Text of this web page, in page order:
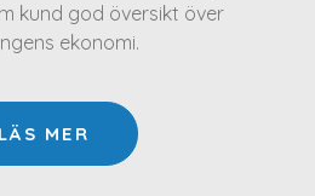
kund god översikt över
ekonomi.
LÄS MER